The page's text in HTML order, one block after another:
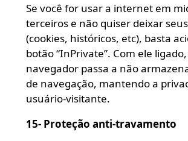
Se você for usar a internet em
terceiros e não quiser deixar
(cookies, históricos, etc), basta
botão “InPrivate”. Com ele
navegador passa a não
de navegação, mantendo a
usuário-visitante.
15- Proteção anti-travamento